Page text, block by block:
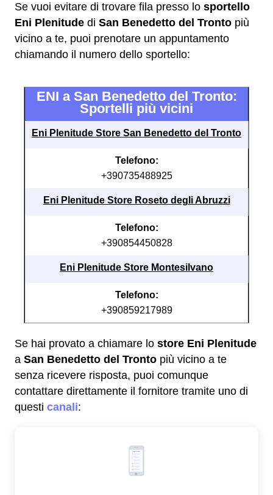
Se vuoi evitare di trovare fila presso lo sportello
Eni Plenitude di San Benedetto del Tronto più
vicino a te, puoi prenotare un appuntamento
chiamando il numero dello sportello:
ENI a San Benedetto del Tronto:
Sportelli più vicini
Eni Plenitude Store San Benedetto del Tronto
Telefono:
+390735488925
Eni Plenitude Store Roseto degli Abruzzi
Telefono:
+390854450828
Eni Plenitude Store Montesilvano
Telefono:
+390859217989
Se hai provato a chiamare lo store Eni Plenitude
a San Benedetto del Tronto più vicino a te
senza ricevere risposta, puoi comunque
contattare direttamente il fornitore tramite uno di
questi canali: